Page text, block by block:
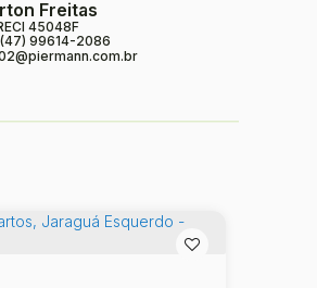
Freitas
45048F
99614-2086